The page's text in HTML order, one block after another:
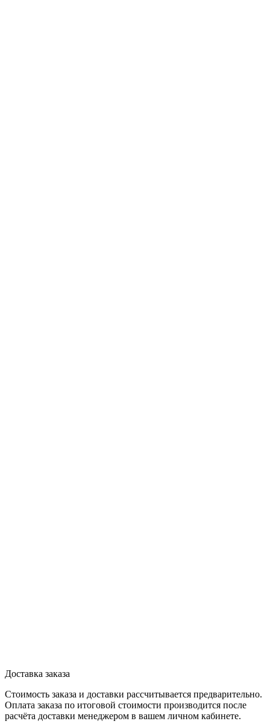
Доставка заказа
Стоимость заказа и доставки рассчитывается предварительно.
Оплата заказа по итоговой стоимости производится после
расчёта доставки менеджером в вашем личном кабинете.